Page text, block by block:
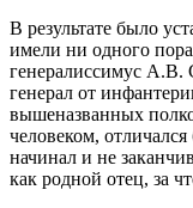
В результате было
имели ни одного
генералиссимус
генерал от
вышеназванных
человеком,
начинал и не
как родной отец, за